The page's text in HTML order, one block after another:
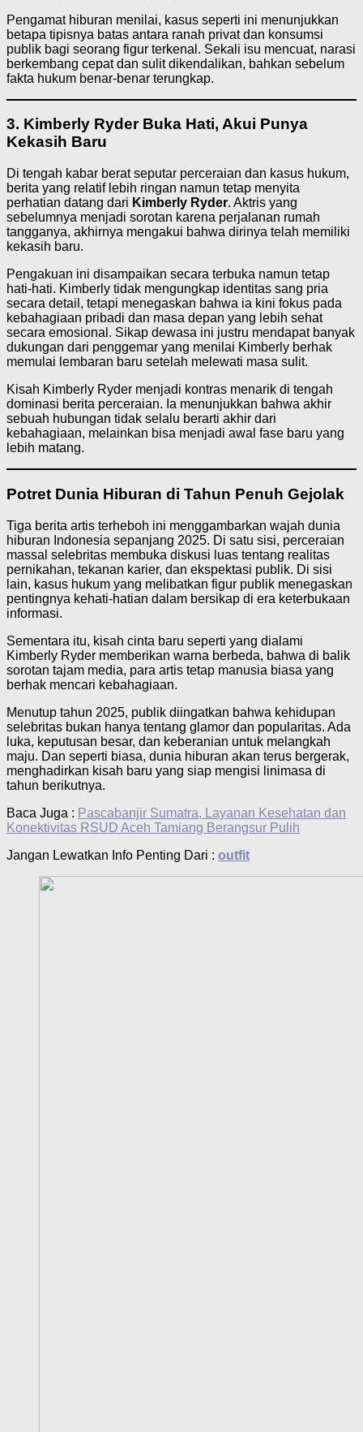
Pengamat hiburan menilai, kasus seperti ini menunjukkan
betapa tipisnya batas antara ranah privat dan konsumsi
publik bagi seorang figur terkenal. Sekali isu mencuat, narasi
berkembang cepat dan sulit dikendalikan, bahkan sebelum
fakta hukum benar-benar terungkap.
3. Kimberly Ryder Buka Hati, Akui Punya
Kekasih Baru
Di tengah kabar berat seputar perceraian dan kasus hukum,
berita yang relatif lebih ringan namun tetap menyita
perhatian datang dari Kimberly Ryder. Aktris yang
sebelumnya menjadi sorotan karena perjalanan rumah
tangganya, akhirnya mengakui bahwa dirinya telah memiliki
kekasih baru.
Pengakuan ini disampaikan secara terbuka namun tetap
hati-hati. Kimberly tidak mengungkap identitas sang pria
secara detail, tetapi menegaskan bahwa ia kini fokus pada
kebahagiaan pribadi dan masa depan yang lebih sehat
secara emosional. Sikap dewasa ini justru mendapat banyak
dukungan dari penggemar yang menilai Kimberly berhak
memulai lembaran baru setelah melewati masa sulit.
Kisah Kimberly Ryder menjadi kontras menarik di tengah
dominasi berita perceraian. Ia menunjukkan bahwa akhir
sebuah hubungan tidak selalu berarti akhir dari
kebahagiaan, melainkan bisa menjadi awal fase baru yang
lebih matang.
Potret Dunia Hiburan di Tahun Penuh Gejolak
Tiga berita artis terheboh ini menggambarkan wajah dunia
hiburan Indonesia sepanjang 2025. Di satu sisi, perceraian
massal selebritas membuka diskusi luas tentang realitas
pernikahan, tekanan karier, dan ekspektasi publik. Di sisi
lain, kasus hukum yang melibatkan figur publik menegaskan
pentingnya kehati-hatian dalam bersikap di era keterbukaan
informasi.
Sementara itu, kisah cinta baru seperti yang dialami
Kimberly Ryder memberikan warna berbeda, bahwa di balik
sorotan tajam media, para artis tetap manusia biasa yang
berhak mencari kebahagiaan.
Menutup tahun 2025, publik diingatkan bahwa kehidupan
selebritas bukan hanya tentang glamor dan popularitas. Ada
luka, keputusan besar, dan keberanian untuk melangkah
maju. Dan seperti biasa, dunia hiburan akan terus bergerak,
menghadirkan kisah baru yang siap mengisi linimasa di
tahun berikutnya.
Baca Juga : Pascabanjir Sumatra, Layanan Kesehatan dan
Konektivitas RSUD Aceh Tamiang Berangsur Pulih
Jangan Lewatkan Info Penting Dari : outfit